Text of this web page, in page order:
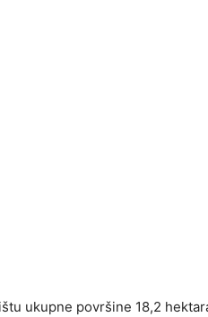
ukupne površine 18,2